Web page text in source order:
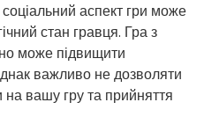
аспект гри може
стан гравця. Гра з
може підвищити
важливо не дозволяти
на вашу гру та прийняття